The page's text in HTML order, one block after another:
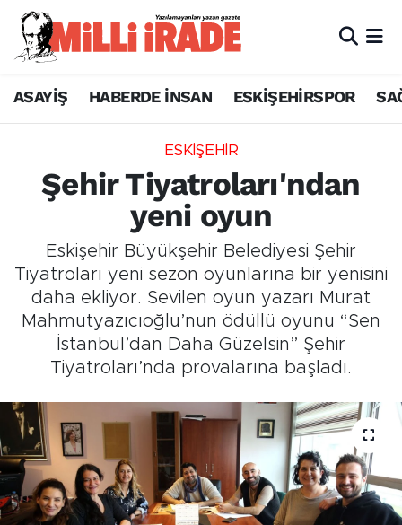
ASAYİŞ HABERDE İNSAN ESKİŞEHİRSPOR
ESKİŞEHİR
Şehir Tiyatroları'ndan
yeni oyun
Eskişehir Büyükşehir Belediyesi Şehir
Tiyatroları yeni sezon oyunlarına bir yenisini
daha ekliyor. Sevilen oyun yazarı Murat
Mahmutyazıcıoğlu’nun ödüllü oyunu “Sen
İstanbul’dan Daha Güzelsin” Şehir
Tiyatroları’nda provalarına başladı.